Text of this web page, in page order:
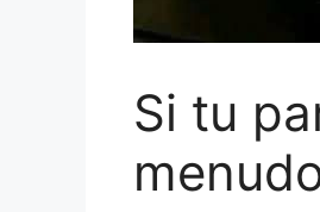
Si tu